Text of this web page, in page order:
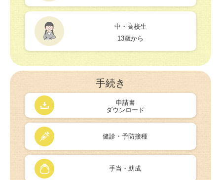
中・高校生
13歳から
手続き
申請書
ダウンロード
健診・予防接種
手当・助成